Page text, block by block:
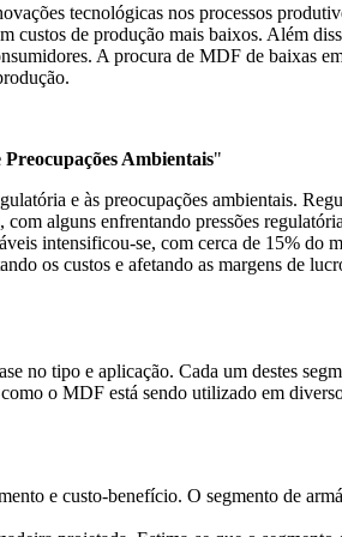
tecnológicas nos processos
de produção mais baixos. Além
A procura de MDF de baixas
Ambientais"
e às preocupações ambientais.
alguns enfrentando pressões
​​intensificou-se, com cerca de 15% do
os custos e afetando as margens de
no tipo e aplicação. Cada um destes
o MDF está sendo utilizado em
e custo-benefício. O segmento de